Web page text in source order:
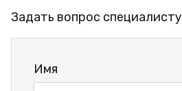
Задать вопрос специалисту
Имя